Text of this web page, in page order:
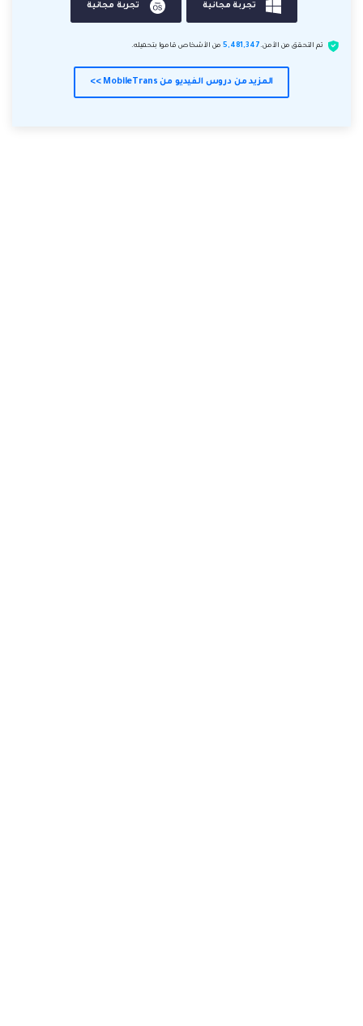
تجربة مجانية تجربة مجانية
تم التحقق من الأمن.5,481,347 من الأشخاص قاموا بتحميله.
المزيد من دروس الفيديو من MobileTrans >>